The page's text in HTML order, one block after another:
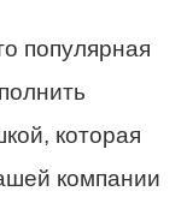
популярная
которая
компании